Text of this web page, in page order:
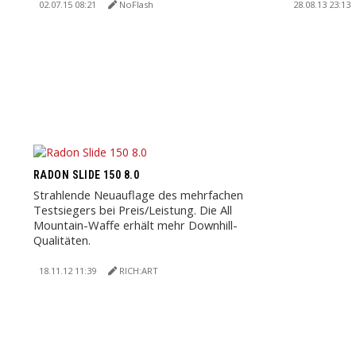
02.07.15 08:21 NoFlash 28.08.13 23:13
RADON SLIDE 150 8.0
Strahlende Neuauflage des mehrfachen
Testsiegers bei Preis/Leistung. Die All
Mountain-Waffe erhält mehr Downhill-
Qualitäten.
18.11.12 11:39 RICH:ART